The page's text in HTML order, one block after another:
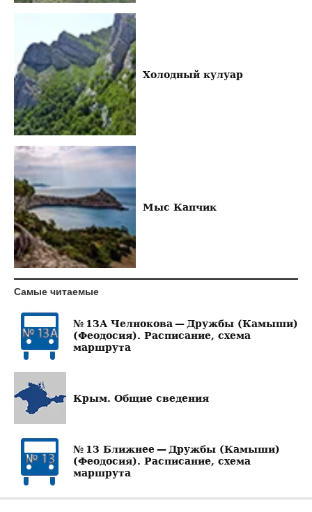
Холодный кулуар
Мыс Капчик
Самые читаемые
№ 13А Челнокова — Дружбы (Камыши)
(Феодосия). Расписание, схема
маршрута
Крым. Общие сведения
№ 13 Ближнее — Дружбы (Камыши)
(Феодосия). Расписание, схема
маршрута